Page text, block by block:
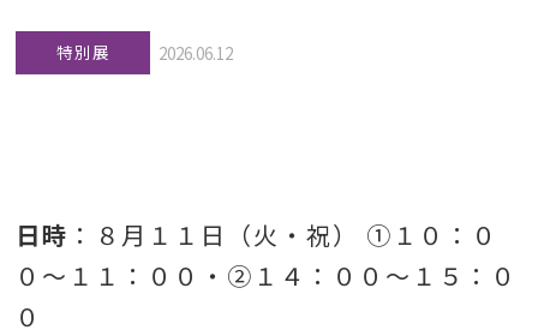
特別展 2026.06.12
日時 ：８月１１日（火・祝） ①１０：０
０～１１：００・②１４：００～１５：０
０